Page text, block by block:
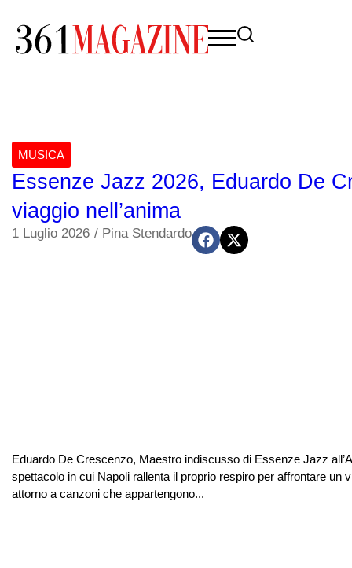
MUSICA
Essenze Jazz 2026, Eduardo De
viaggio nell’anima
1 Luglio 2026 / Pina Stendardo
Eduardo De Crescenzo, Maestro indiscusso di Essenze Jazz
spettacolo in cui Napoli rallenta il proprio respiro per affrontare un
attorno a canzoni che appartengono...